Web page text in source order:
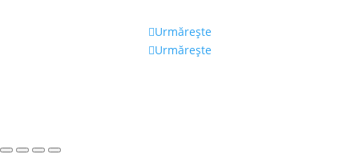
Urmărește
Urmărește